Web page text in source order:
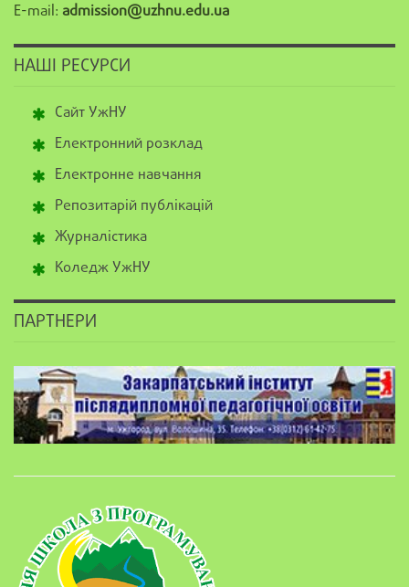
E-mail: admission@uzhnu.edu.ua
НАШІ РЕСУРСИ
Сайт УжНУ
Електронний розклад
Електронне навчання
Репозитарій публікацій
Журналістика
Коледж УжНУ
ПАРТНЕРИ